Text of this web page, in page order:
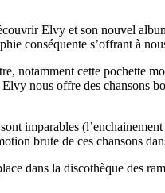
Elvy et son nouvel
conséquente s’offrant à
notamment cette pochette
nous offre des chansons
imparables
brute de ces chansons
dans la discothèque des